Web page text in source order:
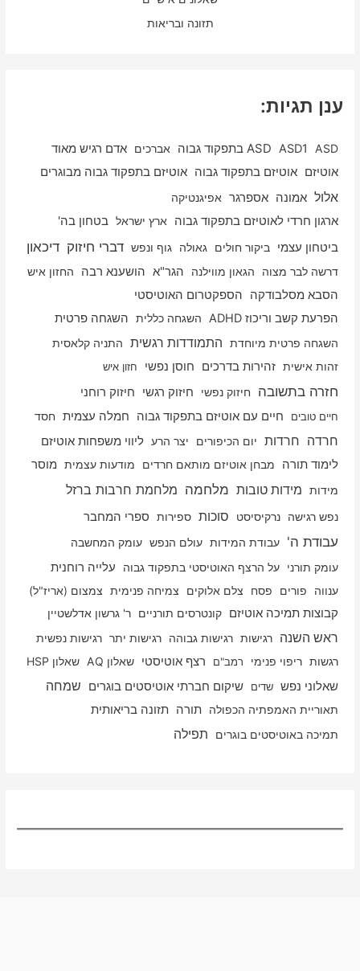
תזונה ובריאות
ענן תגיות:
ASD
ASD1 ASD בתפקוד גבוה אברכים אדם רגיש מאוד
אוטיזם אוטיזם בתפקוד גבוה אוטיזם בתפקוד גבוה מבוגרים
אלול אמונה אספרגר אפיגנטיקה
ארגון חרדי לאוטיזם בתפקוד גבוה ארץ ישראל בטחון בה'
ביטחון עצמי ביקור חולים גאולה גוף ונפש דברי חיזוק דיכאון
דרשה לבר מצוה הגאון מווילנה הגר"א הושענא רבה החזון איש
הסבא מסלבודקה
הספקטרום האוטיסטי
הפרעת קשב וריכוז ADHD
השגחה כללית השגחה פרטית
השגחה פרטית מיוחדת התמודדות רגשית התניה קלאסית
זהות אישית זהירות בדרכים חוסן נפשי חזון איש
חזרה בתשובה חיזוק נפשי חיזוק רגשי חיזוק רוחני
חיים טובים חיים עם אוטיזם בתפקוד גבוה חמלה עצמית חסד
חרדה חרדות יום הכיפורים יצר הרע ליווי משפחות אוטיזם
לימוד תורה
מבחן אוטיזם מותאם חרדים מודעות עצמית מוסר
מידות מידות טובות מלחמה מלחמת חרבות ברזל
נפש רגישה נרקיסיסט סוכות ספירות ספרי המחבר
עבודת ה' עבודת המידות עולם הנפש עומק המחשבה
עומק תורני על הרצף האוטיסטי בתפקוד גבוה עלייה רוחנית
ענווה פורים פסח צלם אלוקים צמיחה פנימית צמצום (אריז"ל)
קבוצות תמיכה אוטיזם קונטרסים תורניים ר' גרשון אדלשטיין
ראש השנה רגישות רגישות גבוהה רגישות יתר רגישות נפשית
רגשות ריפוי פנימי רמב"ם רצף אוטיסטי שאלון AQ שאלון HSP
שאלוני נפש שדים שיקום חברתי אוטיסטים בוגרים שמחה
תאוריית האמפתיה הכפולה תורה תזונה בריאותית
תמיכה באוטיסטים בוגרים תפילה